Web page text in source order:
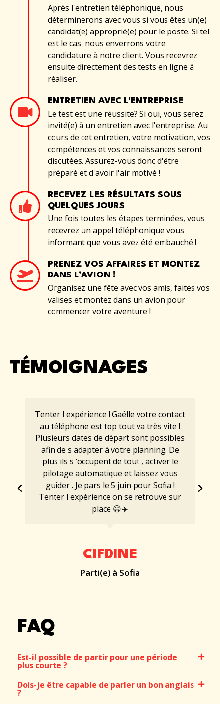
Après l'entretien téléphonique, nous
déterminerons avec vous si vous êtes un(e)
candidat(e) approprié(e) pour le poste. Si tel
est le cas, nous enverrons votre
candidature à notre client. Vous recevrez
ensuite directement des tests en ligne à
réaliser.
ENTRETIEN AVEC L'ENTREPRISE
Le test est une réussite? Si oui, vous serez
invité(e) à un entretien avec l'entreprise. Au
cours de cet entretien, votre motivation, vos
compétences et vos connaissances seront
discutées. Assurez-vous donc d'être
préparé et d'avoir l'air motivé !
RECEVEZ LES RÉSULTATS SOUS
QUELQUES JOURS
Une fois toutes les étapes terminées, vous
recevrez un appel téléphonique vous
informant que vous avez été embauché !
PRENEZ VOS AFFAIRES ET MONTEZ
DANS L’AVION !
Organisez une fête avec vos amis, faites vos
valises et montez dans un avion pour
commencer votre aventure !
TÉMOIGNAGES
Tenter l expérience ! Gaëlle votre contact
au téléphone est top tout va très vite !
Plusieurs dates de départ sont possibles
afin de s adapter à votre planning. De
plus ils s ‘occupent de tout , activer le
pilotage automatique et laissez vous
guider . Je pars le 5 juin pour Sofia !
Tenter l expérience on se retrouve sur
place 😃✈️
CIFDINE
Parti(e) à Sofia
FAQ
Est-il possible de partir pour une période
plus courte ?
Dois-je être capable de parler un bon anglais
?